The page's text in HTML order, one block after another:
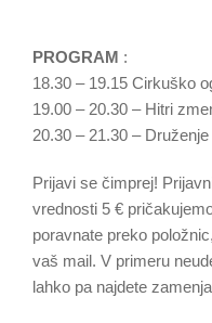
PROGRAM :
18.30 – 19.15 Cirkuško
19.00 – 20.30 – Hitri
20.30 – 21.30 – Druženje
Prijavi se čimprej!
vrednosti 5 €
poravnate preko
vaš mail. V primeru
lahko pa najdete